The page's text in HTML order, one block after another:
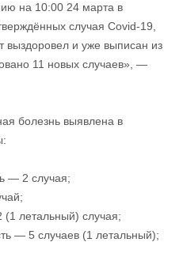
на 10:00 24 марта в
случая Covid-19,
выздоровел и уже выписан из
11 новых случаев», —
болезнь выявлена в
— 2 случая;
летальный) случая;
— 5 случаев (1 летальный);